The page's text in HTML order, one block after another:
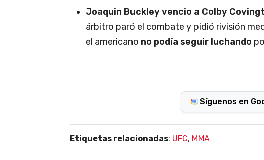
Joaquin Buckley vencio a Colby
árbitro paró el combate y pidió rivisión
el americano no podía seguir luchando
Síguenos en
Etiquetas relacionadas: UFC, MMA